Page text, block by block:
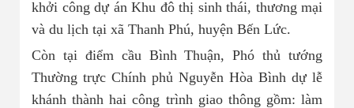
khởi công dự án Khu đô thị sinh thái, thương mại
và du lịch tại xã Thanh Phú, huyện Bến Lức.
Còn tại điểm cầu Bình Thuận, Phó thủ tướng
Thường trực Chính phủ Nguyễn Hòa Bình dự lễ
khánh thành hai công trình giao thông gồm: làm